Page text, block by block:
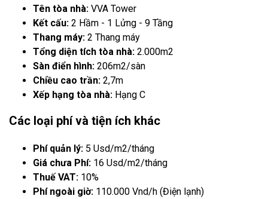
Tên tòa nhà: VVA Tower
Kết cấu: 2 Hầm - 1 Lửng - 9 Tầng
Thang máy: 2 Thang máy
Tổng diện tích tòa nhà: 2.000m2
Sàn điển hình: 206m2/sàn
Chiều cao trần: 2,7m
Xếp hạng tòa nhà: Hạng C
Các loại phí và tiện ích khác
Phí quản lý: 5 Usd/m2/tháng
Giá chưa Phí: 16 Usd/m2/tháng
Thuế VAT: 10%
Phí ngoài giờ: 110.000 Vnd/h (Điện lạnh)